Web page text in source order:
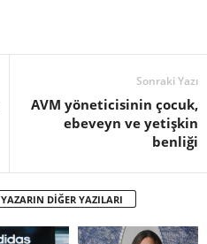
Sonraki Yazı
AVM yöneticisinin çocuk,
ebeveyn ve yetişkin
benliği
YAZARIN DİĞER YAZILARI